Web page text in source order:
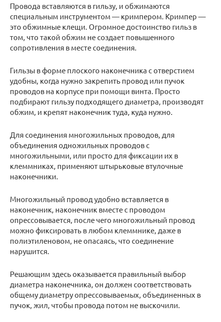
Провода вставляются в гильзу, и обжимаются
специальным инструментом — кримпером. Кримпер —
это обжимные клещи. Огромное достоинство гильз в
том, что такой обжим не создает повышенного
сопротивления в месте соединения.
Гильзы в форме плоского наконечника с отверстием
удобны, когда нужно закрепить провод или пучок
проводов на корпусе при помощи винта. Просто
подбирают гильзу подходящего диаметра, производят
обжим, и крепят наконечник туда, куда нужно.
Для соединения многожильных проводов, для
объединения одножильных проводов с
многожильными, или просто для фиксации их в
клеммниках, применяют штырьковые втулочные
наконечники.
Многожильный провод удобно вставляется в
наконечник, наконечник вместе с проводом
опрессовывается, после чего многожильный провод
можно фиксировать в любом клеммнике, даже в
полиэтиленовом, не опасаясь, что соединение
нарушится.
Решающим здесь оказывается правильный выбор
диаметра наконечника, он должен соответствовать
общему диаметру опрессовываемых, объединенных в
пучок, жил, чтобы провода потом не выскочили.